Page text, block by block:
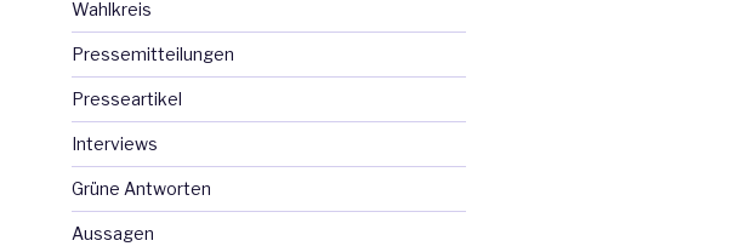
Wahlkreis
Pressemitteilungen
Presseartikel
Interviews
Grüne Antworten
Aussagen